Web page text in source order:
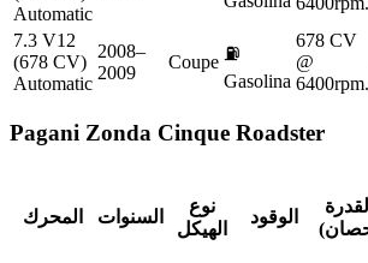
Automatic
7.3 V12
(678 CV)
Automatic
2008–
2009
Coupe ⛽
Gasolina
678 CV
@
6400rpm.
Pagani Zonda Cinque Roadster
المحرك السنوات
نوع
الهيكل
الوقود
القدرة